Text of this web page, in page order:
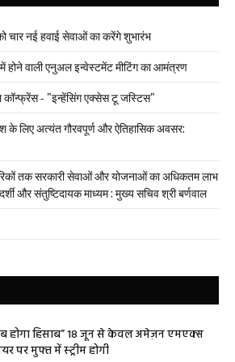
चार नई हवाई सेवाओं का करेंगे शुभारंभ
होने वाली एनुअल इन्वेस्टमेंट मीटिंग का आमंत्रण
कॉन्फ्रेंस - "इन्हेंसिंग एक्सेस टू जस्टिस"
के लिए अत्यंत गौरवपूर्ण और ऐतिहासिक अवसर:
तक सरकारी सेवाओं और योजनाओं का अधिकतम लाभ
और संतुष्टिदायक माध्यम : मुख्य सचिव श्री बर्णवाल
होगा हिसाब” 18 जून से केवल अमेज़न एमएक्स
पर मुफ्त में स्ट्रीम होगी